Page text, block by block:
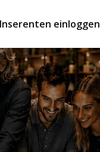
Inserenten einloggen